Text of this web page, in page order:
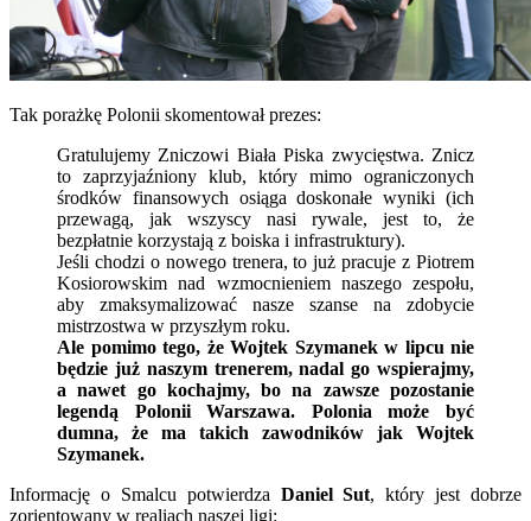
Tak porażkę Polonii skomentował prezes:
Gratulujemy Zniczowi Biała Piska zwycięstwa. Znicz
to zaprzyjaźniony klub, który mimo ograniczonych
środków finansowych osiąga doskonałe wyniki (ich
przewagą, jak wszyscy nasi rywale, jest to, że
bezpłatnie korzystają z boiska i infrastruktury).
Jeśli chodzi o nowego trenera, to już pracuje z Piotrem
Kosiorowskim nad wzmocnieniem naszego zespołu,
aby zmaksymalizować nasze szanse na zdobycie
mistrzostwa w przyszłym roku.
Ale pomimo tego, że Wojtek Szymanek w lipcu nie
będzie już naszym trenerem, nadal go wspierajmy,
a nawet go kochajmy, bo na zawsze pozostanie
legendą Polonii Warszawa. Polonia może być
dumna, że ​​ma takich zawodników jak Wojtek
Szymanek.
Informację o Smalcu potwierdza Daniel Sut, który jest dobrze
zorientowany w realiach naszej ligi: